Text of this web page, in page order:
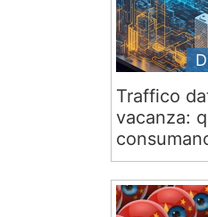
Traffico
vacanza: